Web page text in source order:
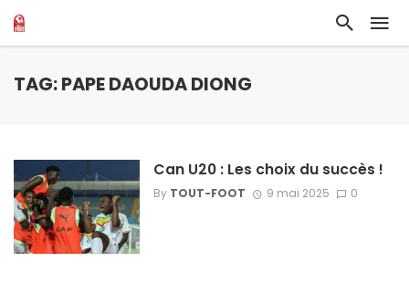
TAG: PAPE DAOUDA DIONG
Can U20 : Les choix du succès !
By TOUT-FOOT 9 mai 2025 0